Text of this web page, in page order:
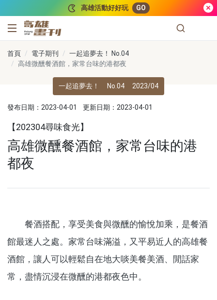
高雄活動好好玩 GO
高雄畫刊
首頁 電子期刊
一起追夢去！ No.04
高雄微醺餐酒館，家常台味的港都夜
一起追夢去！ No.04 2023/04
發布日期：2023-04-01 更新日期：2023-04-01
【202304尋味食光】
高雄微醺餐酒館，家常台味的港
都夜
餐酒搭配，享受美食與微醺的愉悅加乘，是餐酒
館最迷人之處。家常台味滿溢，又平易近人的高雄餐
酒館，讓人可以輕鬆自在地大啖美餐美酒、閒話家
常，盡情沉浸在微醺的港都夜色中。